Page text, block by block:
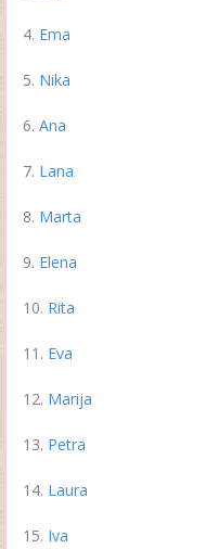
Ema
Nika
Ana
Lana
Marta
Elena
Rita
Eva
Marija
Petra
Laura
Iva